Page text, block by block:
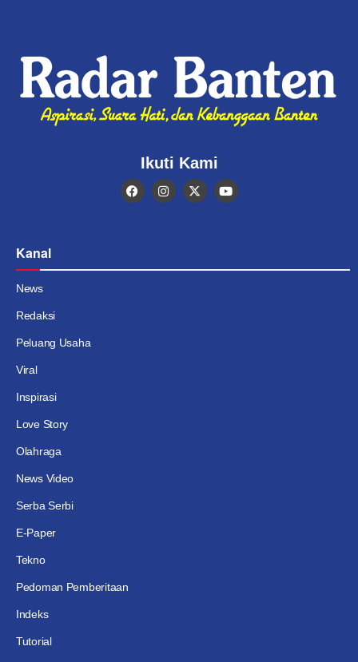
Ikuti Kami
Kanal
News
Redaksi
Peluang Usaha
Viral
Inspirasi
Love Story
Olahraga
News Video
Serba Serbi
E-Paper
Tekno
Pedoman Pemberitaan
Indeks
Tutorial